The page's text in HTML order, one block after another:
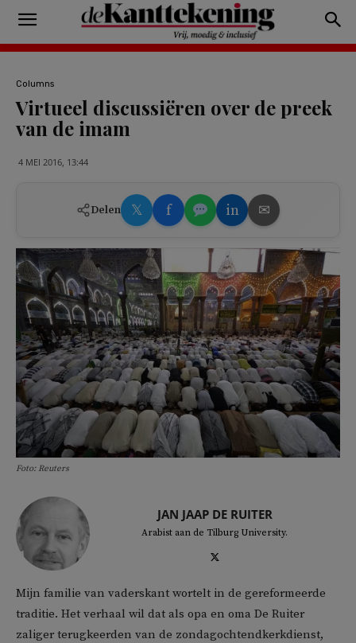
Columns
Virtueel discussiëren over de preek
van de imam
4 MEI 2016, 13:44
Delen 𝕏 f in ✉
Foto: Reuters
JAN JAAP DE RUITER
Arabist aan de Tilburg University.
Mijn familie van vaderskant wortelt in de gereformeerde
traditie. Het verhaal wil dat als opa en oma De Ruiter
zaliger terugkeerden van de zondagochtendkerkdienst,